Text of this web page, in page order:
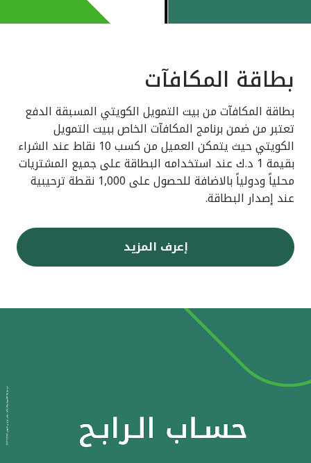
بطاقة المكافآت
بطاقة المكافآت من بيت التمويل الكويتي المسبقة الدفع
تعتبر من ضمن برنامج المكافآت الخاص ببيت التمويل
الكويتي حيث يتمكن العميل من كسب 10 نقاط عند الشراء
بقيمة 1 د.ك عند استخدامه البطاقة على جميع المشتريات
محلياً ودولياً بالاضافة للحصول على 1,000 نقطة ترحيبية
عند إصدار البطاقة.
إعرف المزيد